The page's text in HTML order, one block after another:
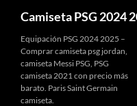
Camiseta PSG 2024
Equipación PSG 2024 2025 –
Comprar camiseta psg jordan,
camiseta Messi PSG, PSG
camiseta 2021 con precio más
barato. Paris Saint Germain
camiseta.